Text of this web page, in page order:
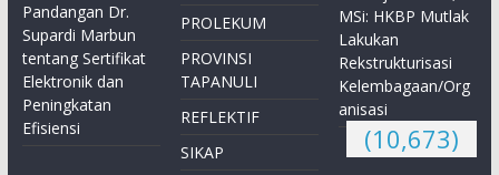
Pandangan Dr.
Supardi Marbun
tentang Sertifikat
Elektronik dan
Peningkatan
Efisiensi
PROLEKUM
PROVINSI
TAPANULI
REFLEKTIF
SIKAP
MSi: HKBP Mutlak
Lakukan
Rekstrukturisasi
Kelembagaan/Org
anisasi
(10,673)